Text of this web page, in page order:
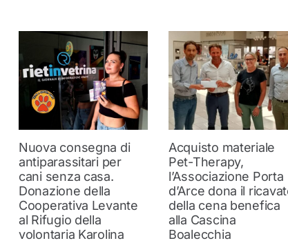
Nuova consegna di
antiparassitari per
cani senza casa.
Donazione della
Cooperativa Levante
al Rifugio della
volontaria Karolina
Acquisto materiale
Pet-Therapy,
l’Associazione Porta
d’Arce dona il
della cena benefica
alla Cascina
Boalecchia